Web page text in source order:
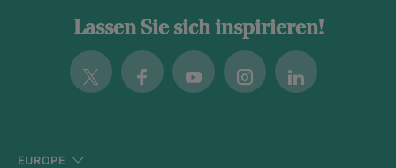
Lassen Sie sich inspirieren!
Twitter FacebookYoutubeInstagramLinkedin
EUROPE